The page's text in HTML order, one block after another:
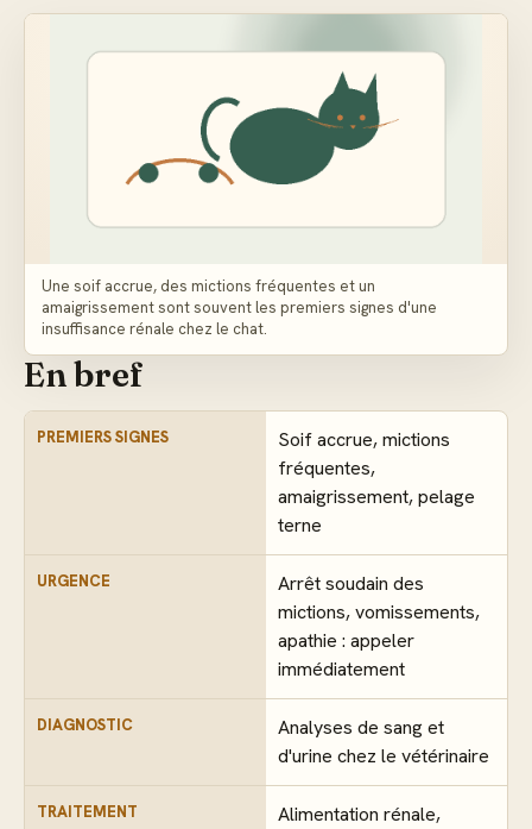
Une soif accrue, des mictions fréquentes et un
amaigrissement sont souvent les premiers signes d'une
insuffisance rénale chez le chat.
En bref
PREMIERS SIGNES
Soif accrue, mictions
fréquentes,
amaigrissement, pelage
terne
URGENCE
Arrêt soudain des
mictions, vomissements,
apathie : appeler
immédiatement
DIAGNOSTIC
Analyses de sang et
d'urine chez le vétérinaire
TRAITEMENT
Alimentation rénale,